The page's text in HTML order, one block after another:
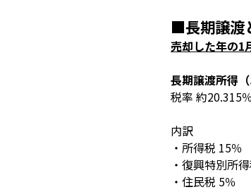
■長期譲渡
売却した年の1
長期譲渡所得（
税率 約20.315％
内訳
・所得税 15％
・復興特別所
・住民税 5％